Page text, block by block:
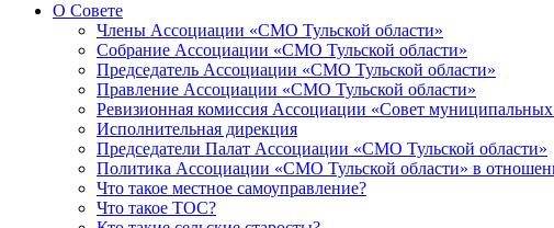
О Совете
Члены Ассоциации «СМО Тульской области»
Собрание Ассоциации «СМО Тульской области»
Председатель Ассоциации «СМО Тульской области»
Правление Ассоциации «СМО Тульской области»
Ревизионная комиссия Ассоциации «Совет муниципальных
Исполнительная дирекция
Председатели Палат Ассоциации «СМО Тульской области»
Политика Ассоциации «СМО Тульской области» в
Что такое местное самоуправление?
Что такое ТОС?